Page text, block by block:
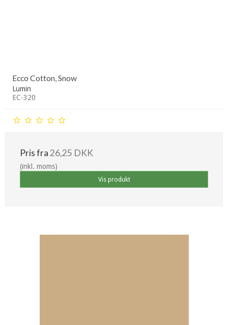
Ecco Cotton, Snow
Lumin
EC-320
Pris fra26,25 DKK
(inkl. moms)
Vis produkt